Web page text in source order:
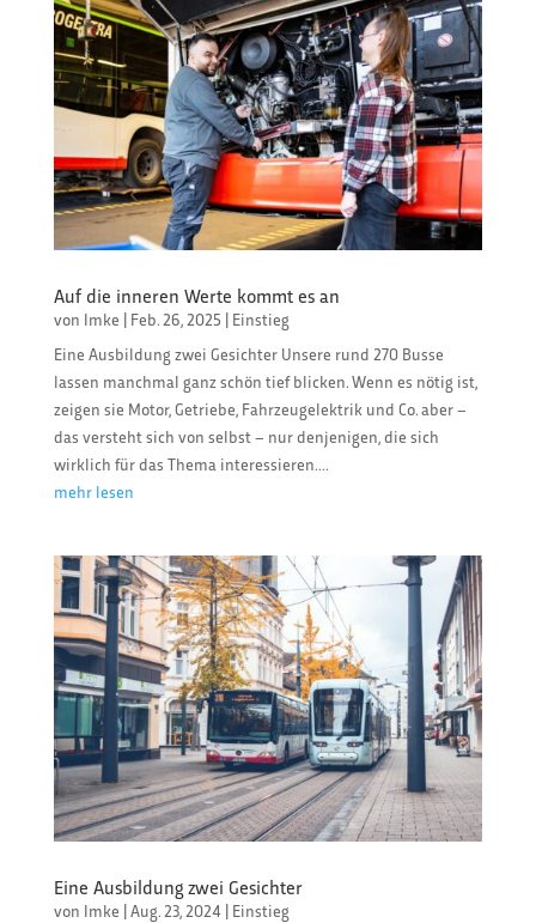
Auf die inneren Werte kommt es an
von Imke | Feb. 26, 2025 | Einstieg
Eine Ausbildung zwei Gesichter Unsere rund 270 Busse
lassen manchmal ganz schön tief blicken. Wenn es nötig ist,
zeigen sie Motor, Getriebe, Fahrzeugelektrik und Co. aber –
das versteht sich von selbst – nur denjenigen, die sich
wirklich für das Thema interessieren....
mehr lesen
Eine Ausbildung zwei Gesichter
von Imke |Aug. 23, 2024| Einstieg